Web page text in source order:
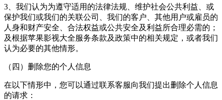
3、我们认为为遵守适用的法律法规、维护社会公共利益、或
保护我们或我们的关联公司、我们的客户、其他用户或雇员的
人身和财产安全、合法权益或公共安全及利益所合理必需的；
及根据苹果影视大全服务条款及政策中的相关规定，或者我们
认为必要的其他情形。
（四）删除您的个人信息
在以下情形中，您可以通过联系客服向我们提出删除个人信息
的请求：